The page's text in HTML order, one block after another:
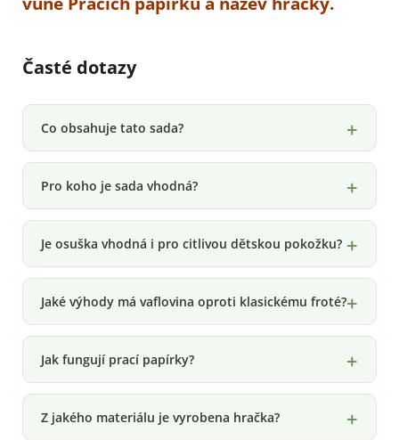
Časté dotazy
Co obsahuje tato sada?
Pro koho je sada vhodná?
Je osuška vhodná i pro citlivou dětskou pokožku?
Jaké výhody má vaflovina oproti klasickému froté?
Jak fungují prací papírky?
Z jakého materiálu je vyrobena hračka?